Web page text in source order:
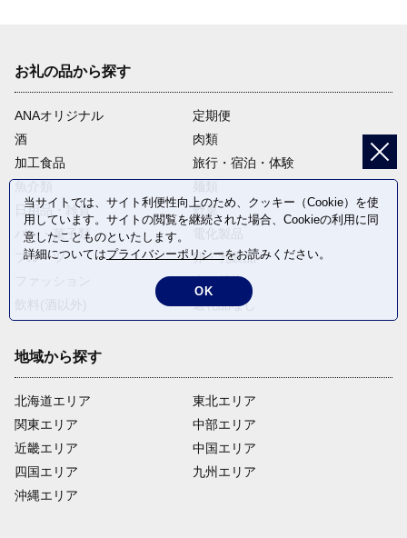
お礼の品から探す
ANAオリジナル
定期便
酒
肉類
加工食品
旅行・宿泊・体験
日用品・雑貨
野菜
パン・菓子類
フルーツ
卵・乳製品
米・穀物
返礼品なし
地域から探す
北海道エリア
関東エリア
近畿エリア
四国エリア
沖縄エリア
東北エリア
中部エリア
中国エリア
九州エリア
当サイトでは、サイト利便性向上のため、クッキー（Cookie）を使
用しています。サイトの閲覧を継続された場合、Cookieの利用に同
意したことものといたします。
詳細についてはプライバシーポリシーをお読みください。
OK